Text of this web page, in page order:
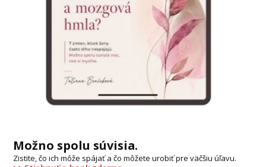
Možno spolu súvisia.
Zistite, čo ich môže spájať a čo môžete urobiť pre väčšiu úľavu.